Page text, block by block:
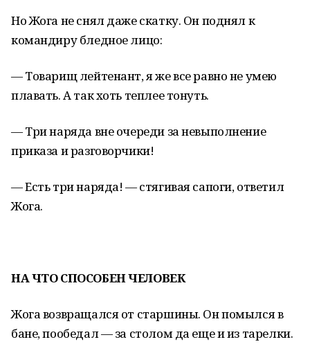
Но Жога не снял даже скатку. Он поднял к
командиру бледное лицо:
— Товарищ лейтенант, я же все равно не умею
плавать. А так хоть теплее тонуть.
— Три наряда вне очереди за невыполнение
приказа и разговорчики!
— Есть три наряда! — стягивая сапоги, ответил
Жога.
НА ЧТО СПОСОБЕН ЧЕЛОВЕК
Жога возвращался от старшины. Он помылся в
бане, пообедал — за столом да еще и из тарелки.